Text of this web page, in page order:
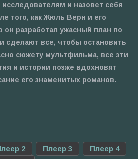
и назовет себя
того, как Жюль Верн и его
он разработал ужасный план по
сделают все, чтобы остановить
сюжету мультфильма, все эти
и истории позже вдохновят
его знаменитых романов.
2 Плеер 3
Плеер 4